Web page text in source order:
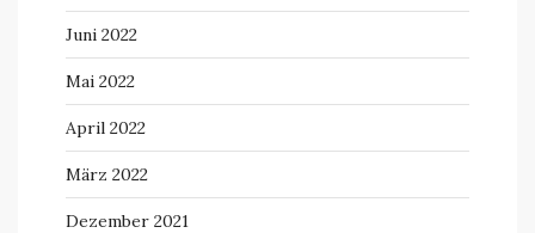
Juni 2022
Mai 2022
April 2022
März 2022
Dezember 2021